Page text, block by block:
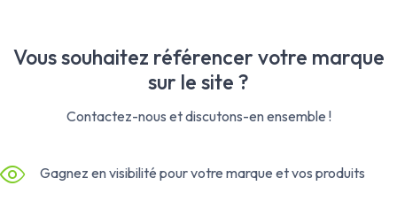
Vous souhaitez référencer votre marque
sur le site ?
Contactez-nous et discutons-en ensemble !
Gagnez en visibilité pour votre marque et vos produits